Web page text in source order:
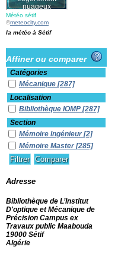
Météo sétif
©meteocity.com
la météo à Sétif
Affiner ou comparer
Catégories
Mécanique [287]
Localisation
Bibliothèque IOMP [287]
Section
Mémoire Ingénieur[2]
Mémoire Master[285]
Adresse
Bibliothèque de L’Institut
D'optique et Mécanique de
Précision Campus ex
Travaux public Maabouda
19000 Sétif
Algérie